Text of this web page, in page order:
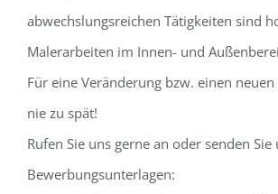
abwechslungsreichen Tätigkeiten sind
Malerarbeiten im Innen- und
Für eine Veränderung bzw. einen
nie zu spät!
Rufen Sie uns gerne an oder senden Sie
Bewerbungsunterlagen: